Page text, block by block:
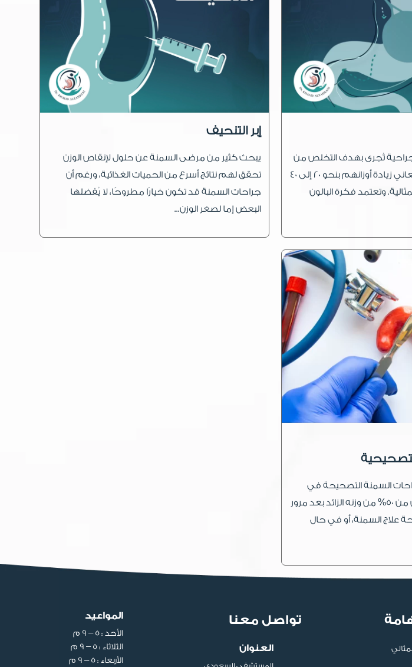
جراحية تُجرى بهدف التخلص من
الوزن الزائد للحالات التي تُعاني زيادة أوزانهم بنحو 20 إلى 40
وتعتمد فكرة البالون
إبر التنحيف
يبحث كثير من مرضى السمنة عن حلول لإنقاص الوزن
تحقق لهم نتائج أسرع من الحميات الغذائية، ورغم أن
جراحات السمنة قد تكون خيارًا مطروحًا، لا يُفضلها
البعض إما لصغر الوزن...
السمنة التصحيحة في
حال عدم تخلص المريض من 50% من وزنه الزائد بعد مرور
علاج السمنة، أو في حال
المواعيد
الأحد : ٥ – ٩ م
الثلاثاء : ٥ – ٩ م
الأربعاء : ٥ – ٩ م
تواصل معنا
العنوان